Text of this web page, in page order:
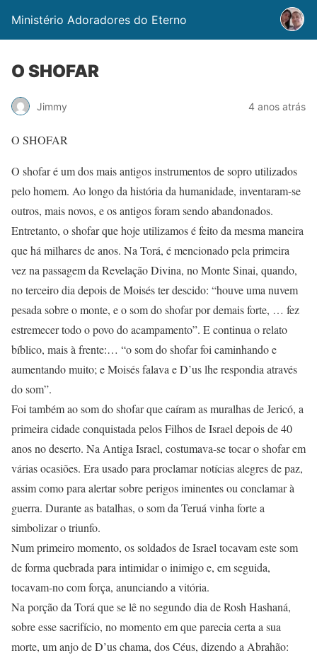
Ministério Adoradores do Eterno
O SHOFAR
Jimmy 4 anos atrás
O SHOFAR
O shofar é um dos mais antigos instrumentos de sopro utilizados
pelo homem. Ao longo da história da humanidade, inventaram-se
outros, mais novos, e os antigos foram sendo abandonados.
Entretanto, o shofar que hoje utilizamos é feito da mesma maneira
que há milhares de anos. Na Torá, é mencionado pela primeira
vez na passagem da Revelação Divina, no Monte Sinai, quando,
no terceiro dia depois de Moisés ter descido: “houve uma nuvem
pesada sobre o monte, e o som do shofar por demais forte, … fez
estremecer todo o povo do acampamento”. E continua o relato
bíblico, mais à frente:… “o som do shofar foi caminhando e
aumentando muito; e Moisés falava e D’us lhe respondia através
do som”.
Foi também ao som do shofar que caíram as muralhas de Jericó, a
primeira cidade conquistada pelos Filhos de Israel depois de 40
anos no deserto. Na Antiga Israel, costumava-se tocar o shofar em
várias ocasiões. Era usado para proclamar notícias alegres de paz,
assim como para alertar sobre perigos iminentes ou conclamar à
guerra. Durante as batalhas, o som da Teruá vinha forte a
simbolizar o triunfo.
Num primeiro momento, os soldados de Israel tocavam este som
de forma quebrada para intimidar o inimigo e, em seguida,
tocavam-no com força, anunciando a vitória.
Na porção da Torá que se lê no segundo dia de Rosh Hashaná,
sobre esse sacrifício, no momento em que parecia certa a sua
morte, um anjo de D’us chama, dos Céus, dizendo a Abrahão: